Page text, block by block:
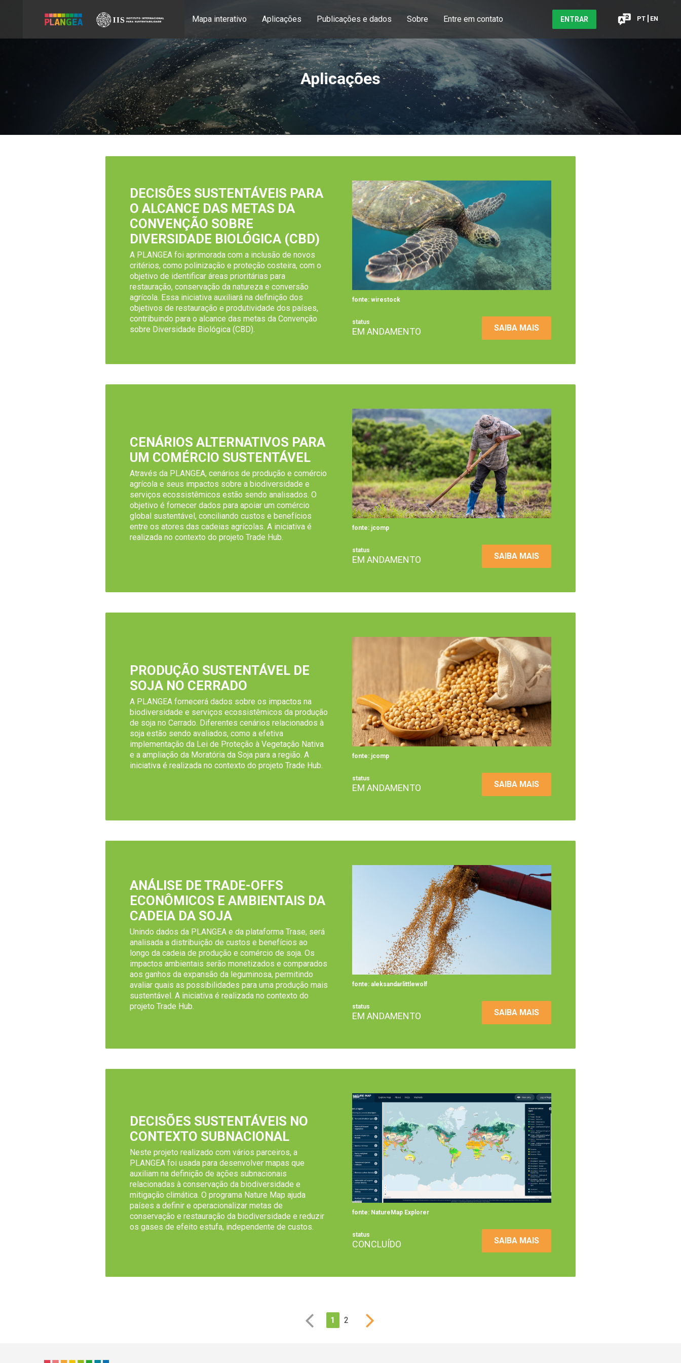
Mapa interativo Aplicações Publicações e dados Sobre Entre em contato ENTRAR PT EN
Aplicações
DECISÕES SUSTENTÁVEIS PARA
O ALCANCE DAS METAS DA
CONVENÇÃO SOBRE
DIVERSIDADE BIOLÓGICA (CBD)
A PLANGEA foi aprimorada com a inclusão de novos
critérios, como polinização e proteção costeira, com o
objetivo de identificar áreas prioritárias para
restauração, conservação da natureza e conversão
agrícola. Essa iniciativa auxiliará na definição dos
objetivos de restauração e produtividade dos países,
contribuindo para o alcance das metas da Convenção
sobre Diversidade Biológica (CBD).
fonte: wirestock
status
EM ANDAMENTO SAIBA MAIS
CENÁRIOS ALTERNATIVOS PARA
UM COMÉRCIO SUSTENTÁVEL
Através da PLANGEA, cenários de produção e comércio
agrícola e seus impactos sobre a biodiversidade e
serviços ecossistêmicos estão sendo analisados. O
objetivo é fornecer dados para apoiar um comércio
global sustentável, conciliando custos e benefícios
entre os atores das cadeias agrícolas. A iniciativa é
realizada no contexto do projeto Trade Hub.
fonte: jcomp
status
EM ANDAMENTO SAIBA MAIS
PRODUÇÃO SUSTENTÁVEL DE
SOJA NO CERRADO
A PLANGEA fornecerá dados sobre os impactos na
biodiversidade e serviços ecossistêmicos da produção
de soja no Cerrado. Diferentes cenários relacionados à
soja estão sendo avaliados, como a efetiva
implementação da Lei de Proteção à Vegetação Nativa
e a ampliação da Moratória da Soja para a região. A
iniciativa é realizada no contexto do projeto Trade Hub.
fonte: jcomp
status
EM ANDAMENTO SAIBA MAIS
ANÁLISE DE TRADE-OFFS
ECONÔMICOS E AMBIENTAIS DA
CADEIA DA SOJA
Unindo dados da PLANGEA e da plataforma Trase, será
analisada a distribuição de custos e benefícios ao
longo da cadeia de produção e comércio de soja. Os
impactos ambientais serão monetizados e comparados
aos ganhos da expansão da leguminosa, permitindo
avaliar quais as possibilidades para uma produção mais
sustentável. A iniciativa é realizada no contexto do
projeto Trade Hub.
fonte: aleksandarlittlewolf
status
EM ANDAMENTO SAIBA MAIS
DECISÕES SUSTENTÁVEIS NO
CONTEXTO SUBNACIONAL
Neste projeto realizado com vários parceiros, a
PLANGEA foi usada para desenvolver mapas que
auxiliam na definição de ações subnacionais
relacionadas à conservação da biodiversidade e
mitigação climática. O programa Nature Map ajuda
países a definir e operacionalizar metas de
conservação e restauração da biodiversidade e reduzir
os gases de efeito estufa, independente de custos.
fonte: NatureMap Explorer
status
CONCLUÍDO SAIBA MAIS
1 2